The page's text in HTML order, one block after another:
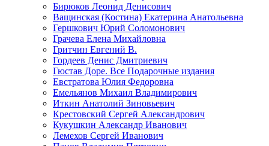
Бирюков Леонид Денисович
Ващинская (Костина) Екатерина Анатольевна
Гершкович Юрий Соломонович
Грачева Елена Михайловна
Гритчин Евгений В.
Гордеев Денис Дмитриевич
Гюстав Доре. Все Подарочные издания
Евстратова Юлия Федоровна
Емельянов Михаил Владимирович
Иткин Анатолий Зиновьевич
Крестовский Сергей Александрович
Кукушкин Александр Иванович
Лемехов Сергей Иванович